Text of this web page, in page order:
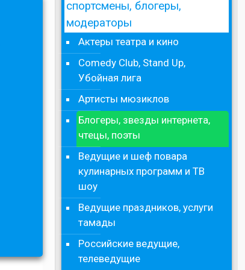
спортсмены, блогеры,
модераторы
Актеры театра и кино
Comedy Club, Stand Up,
Убойная лига
Артисты мюзиклов
Блогеры, звезды интернета,
чтецы, поэты
Ведущие и шеф повара
кулинарных программ и ТВ
шоу
Ведущие праздников, услуги
тамады
Российские ведущие,
телеведущие